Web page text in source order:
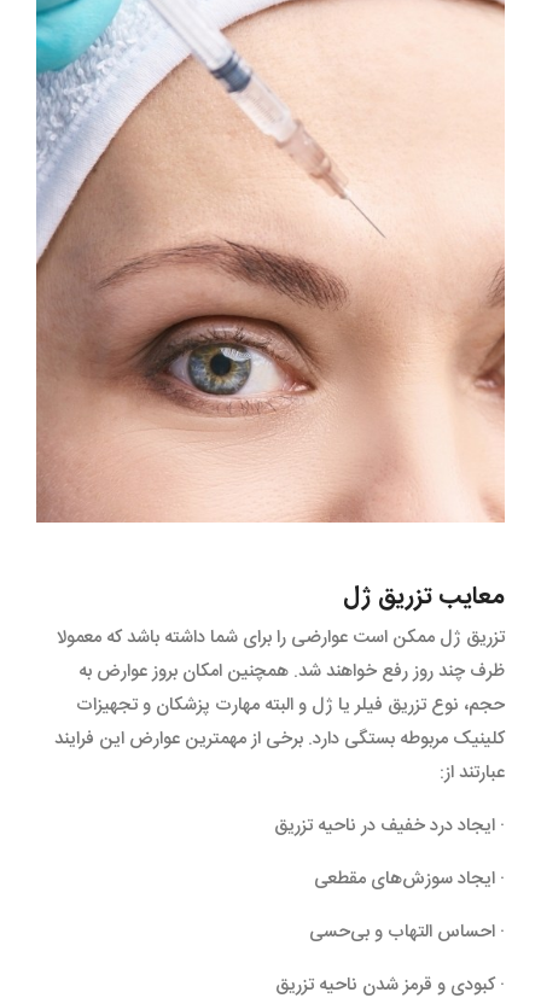
معایب تزریق ژل
تزریق ژل ممکن است عوارضی را برای شما داشته باشد که معمولا
ظرف چند روز رفع خواهند شد. همچنین امکان بروز عوارض به
حجم، نوع تزریق فیلر یا ژل و البته مهارت پزشکان و تجهیزات
کلینیک مربوطه بستگی دارد. برخی از مهمترین عوارض این فرایند
عبارتند از:
· ایجاد درد خفیف در ناحیه تزریق
· ایجاد سوزش‌های مقطعی
· احساس التهاب و بی‌حسی
· کبودی و قرمز شدن ناحیه تزریق